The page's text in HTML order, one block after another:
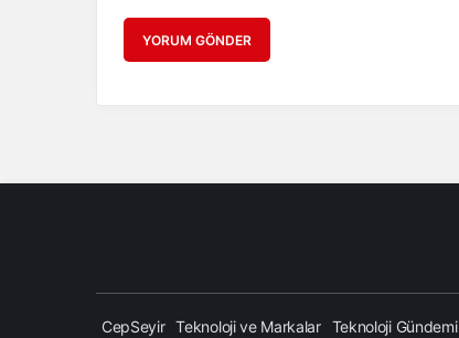
YORUM GÖNDER
CepSeyir Teknoloji ve Markalar Teknoloji Gündemi